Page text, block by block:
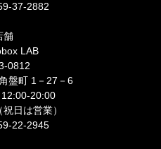
37-2882
舗
LAB
0812
盤町 1－27－6
20:00
日は営業）
22-2945